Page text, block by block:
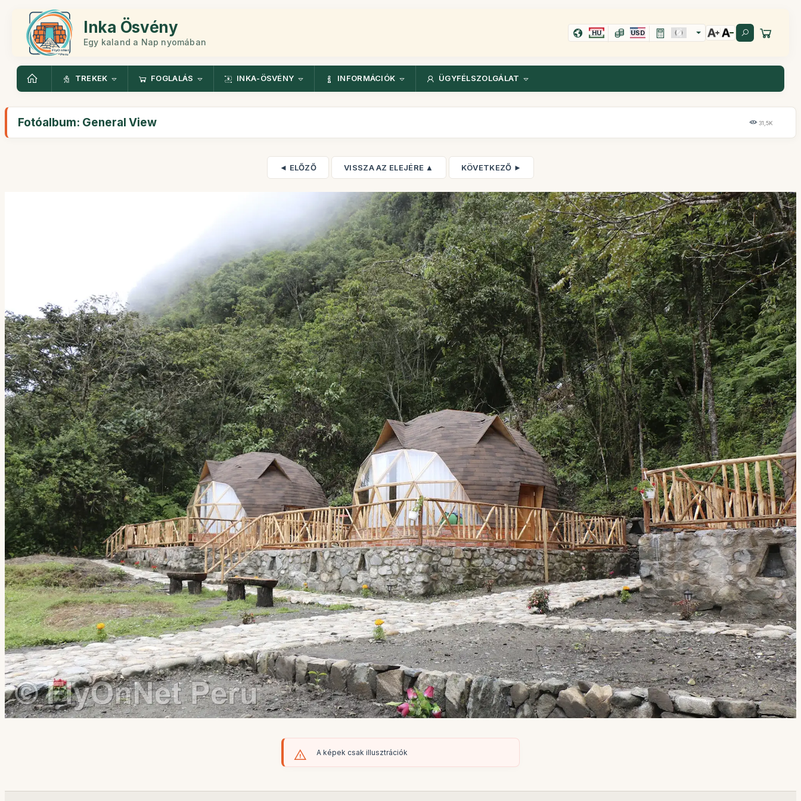
Inka Ösvény
Egy kaland a Nap nyomában
HU USD
TREKEK FOGLALÁS INKA-ÖSVÉNY INFORMÁCIÓK ÜGYFÉLSZOLGÁLAT
Fotóalbum: General View 31,5K
◄ ELŐZŐ VISSZA AZ ELEJÉRE ▲ KÖVETKEZŐ ►
A képek csak illusztrációk